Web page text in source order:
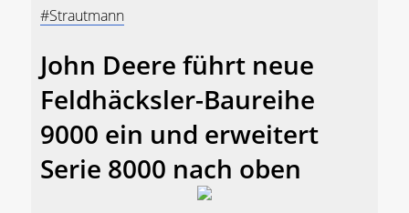
#Strautmann
John Deere führt neue
Feldhäcksler-Baureihe
9000 ein und erweitert
Serie 8000 nach oben